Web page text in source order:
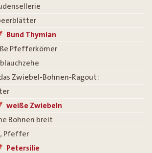
Bund Thymian
Pfefferkörner
Zwiebel-Bohnen-Ragout:
weiße Zwiebeln
Bohnen breit
Pfeffer
Petersilie